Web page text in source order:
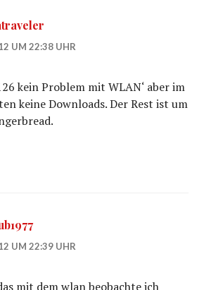
UM 22:38 UHR
kein Problem mit WLAN‘ aber im
keine Downloads. Der Rest ist um
UM 22:39 UHR
mit dem wlan beobachte ich